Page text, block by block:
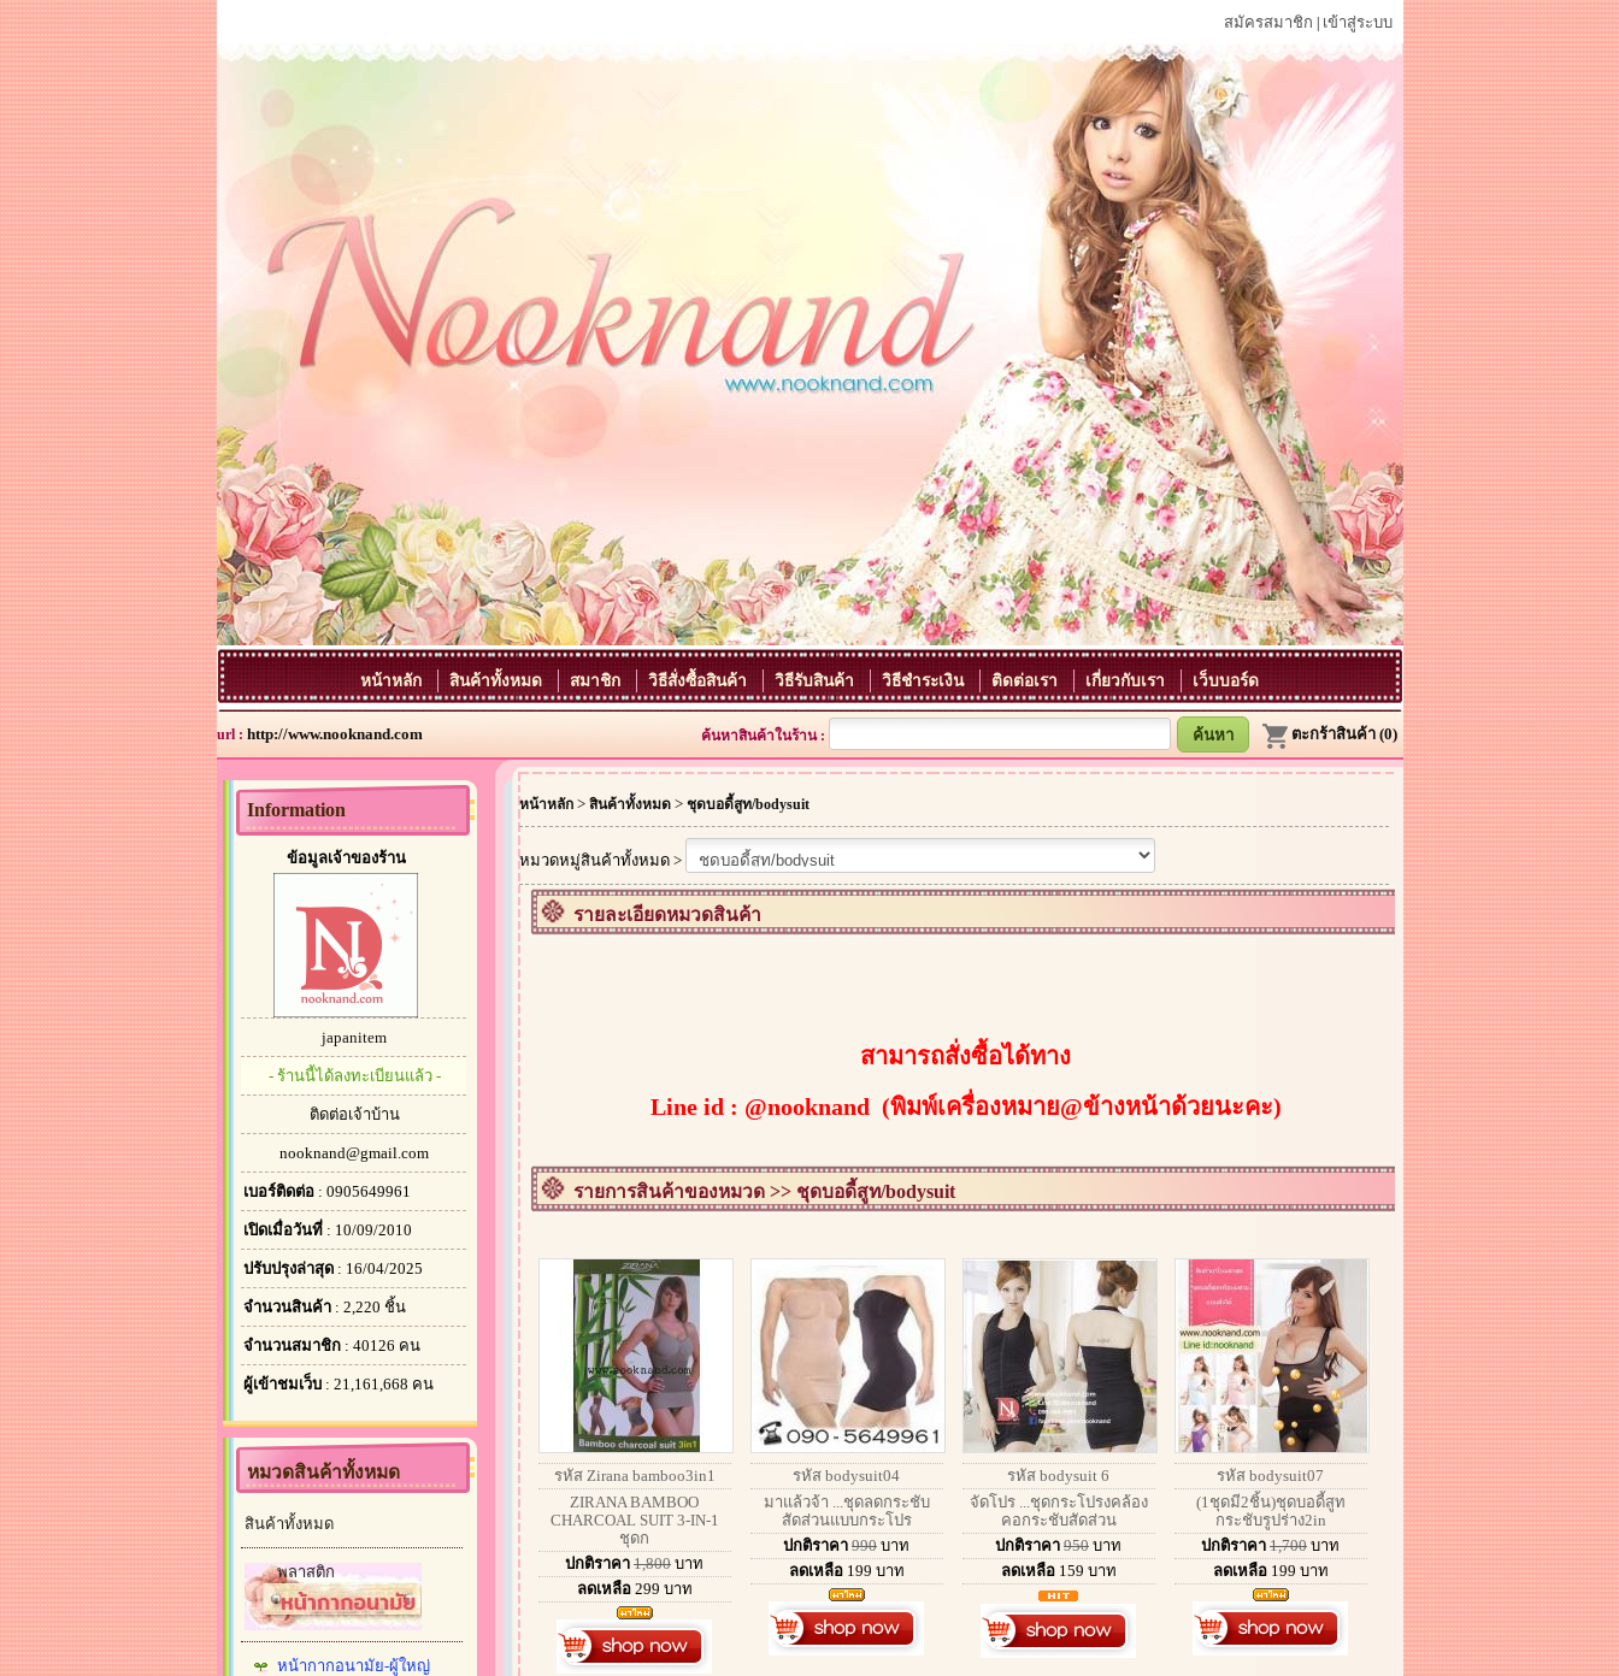
สมัครสมาชิก เข้าสู่ระบบ
หน้าหลัก สินค้าทั้งหมด สมาชิก วิธีสั่งซื้อสินค้า วิธีรับสินค้า วิธีชำระเงิน ติดต่อเรา เกี่ยวกับเรา เว็บบอร์ด
ตะกร้าสินค้า (0)
url : http://www.nooknand.com ค้นหาสินค้าในร้าน :
Information
ข้อมูลเจ้าของร้าน
japanitem
- ร้านนี้ได้ลงทะเบียนแล้ว -
ติดต่อเจ้าบ้าน
nooknand@gmail.com
เบอร์ติดต่อ: 0905649961
เปิดเมื่อวันที่: 10/09/2010
ปรับปรุงล่าสุด: 16/04/2025
จำนวนสินค้า: 2,220 ชิ้น
จำนวนสมาชิก: 40126 คน
ผู้เข้าชมเว็บ: 21,161,668 คน
หมวดสินค้าทั้งหมด
สินค้าทั้งหมด
พลาสติก
หน้ากากอนามัย-ผู้ใหญ่
หน้าหลัก> สินค้าทั้งหมด> ชุดบอดี้สูท/bodysuit
หมวดหมู่สินค้าทั้งหมด >
รายละเอียดหมวดสินค้า
สามารถสั่งซื้อได้ทาง
Line id : @nooknand (พิมพ์เครื่องหมาย@ข้างหน้าด้วยนะคะ)
รายการสินค้าของหมวด >> ชุดบอดี้สูท/bodysuit
รหัส Zirana bamboo3in1
ZIRANA BAMBOO
CHARCOAL SUIT 3-IN-1
ชุดก
ปกติราคา 1,800 บาท
ลดเหลือ 299 บาท
รหัส bodysuit04
มาแล้วจ้า ...ชุดลดกระชับ
สัดส่วนแบบกระโปร
ปกติราคา 990 บาท
ลดเหลือ 199 บาท
รหัส bodysuit 6
จัดโปร ...ชุดกระโปรงคล้อง
คอกระชับสัดส่วน
ปกติราคา 950 บาท
ลดเหลือ 159 บาท
รหัส bodysuit07
(1ชุดมี2ชิ้น)ชุดบอดี้สูท
กระชับรูปร่าง2in
ปกติราคา 1,700 บาท
ลดเหลือ 199 บาท